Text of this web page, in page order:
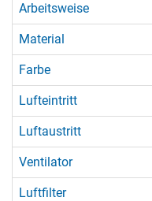
Arbeitsweise
Material
Farbe
Lufteintritt
Luftaustritt
Ventilator
Luftfilter